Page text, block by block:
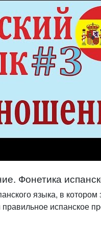
Фонетика
языка, в
испанское